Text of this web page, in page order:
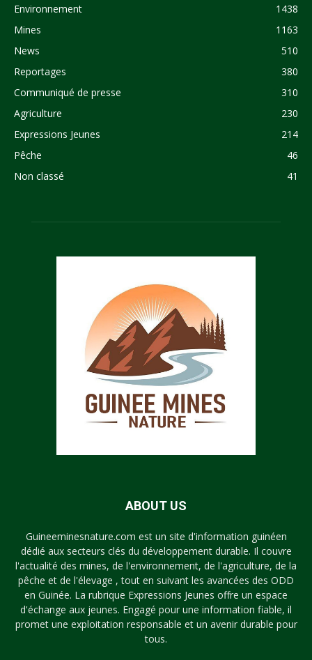
Environnement
1438
Mines
1163
News
510
Reportages
380
Communiqué de presse
310
Agriculture
230
Expressions Jeunes
214
Pêche
46
Non classé
41
ABOUT US
Guineeminesnature.com est un site d'information guinéen
dédié aux secteurs clés du développement durable. Il couvre
l'actualité des mines, de l'environnement, de l'agriculture, de la
pêche et de l'élevage , tout en suivant les avancées des ODD
en Guinée. La rubrique Expressions Jeunes offre un espace
d'échange aux jeunes. Engagé pour une information fiable, il
promet une exploitation responsable et un avenir durable pour
tous.